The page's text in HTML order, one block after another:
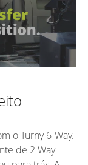
o Turny 6-Way.
de 2 Way